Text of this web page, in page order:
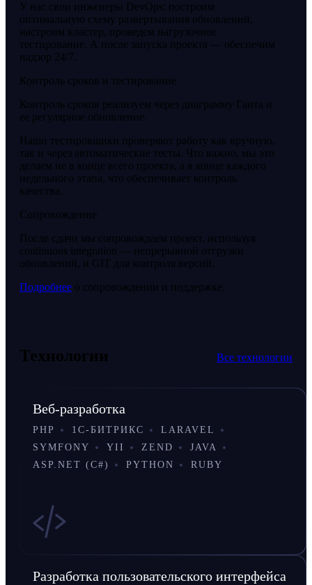
У нас свои инженеры DevOps: построим
оптимальную схему развертывания обновлений,
настроим кластер, проведем нагрузочное
тестирование. А после запуска проекта — обеспечим
надзор 24/7.
Контроль сроков и тестирование
Контроль сроков реализуем через диаграмму Ганта и
ее регулярное обновление.
Наши тестировшики проверяют работу как вручную,
так и через автоматические тесты. Что важно, мы это
делаем не в конце всего проекта, а в конце каждого
недельного этапа, что обеспечивает контроль
качества.
Сопровождение
После сдачи мы сопровождаем проект, используя
continuous integration — непрерывной отгрузки
обновлений, и GIT для контроля версий.
Подробнее о сопровождении и поддержке.
Технологии Все технологии
Веб-разработка
PHP 1С-БИТРИКС
LARAVEL
SYMFONY
YII ZEND
JAVA
ASP.NET (C#)
PYTHON RUBY
Разработка пользовательского интерфейса